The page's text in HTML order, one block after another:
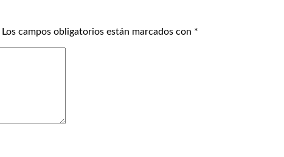
Los campos obligatorios están marcados con *